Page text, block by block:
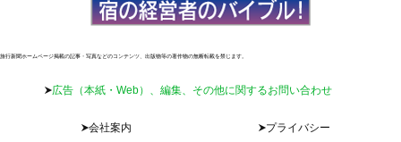
旅行新聞ホームページ掲載の記事・写真などのコンテンツ、出版物等の著作物の無断転載を禁じます。
広告（本紙・Web）、編集、その他に関するお問い合わせ
会社案内
プライバシー